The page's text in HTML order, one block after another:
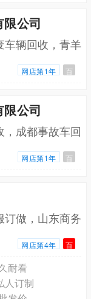
公司
车辆回收，青羊
网店第1年 百
公司
成都事故车回
网店第1年 百
订做，山东商务
网店第4年 百
耐看
人订制